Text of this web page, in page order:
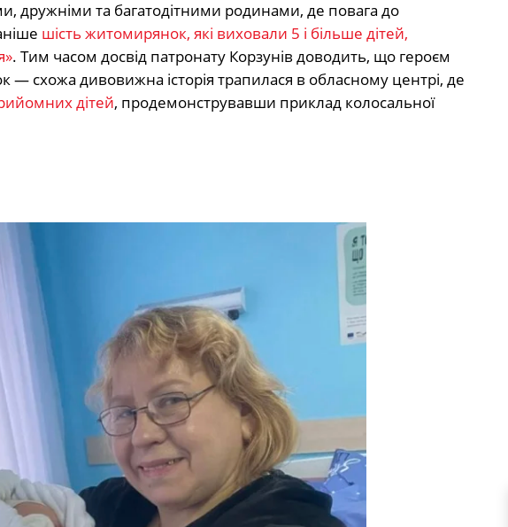
та багатодітними родинами, де повага до
шість житомирянок, які виховали 5 і більше дітей,
. Тим часом досвід патронату Корзунів доводить, що героєм
схожа дивовижна історія трапилася в обласному центрі, де
дітей, продемонструвавши приклад колосальної